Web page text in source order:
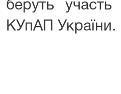
беруть
КУпАП України.